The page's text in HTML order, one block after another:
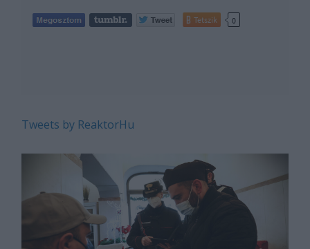
Tetszik 0
Tweets by ReaktorHu